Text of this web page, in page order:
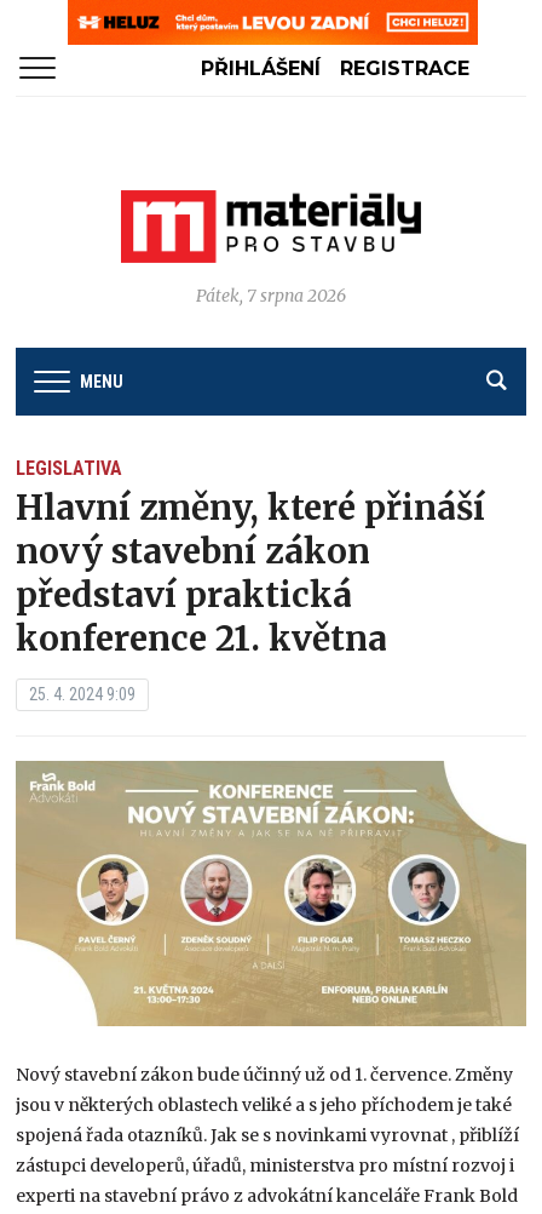
PŘIHLÁŠENÍ REGISTRACE
Pátek, 7 srpna 2026
MENU
LEGISLATIVA
Hlavní změny, které přináší
nový stavební zákon
představí praktická
konference 21. května
25. 4. 2024 9:09
Nový stavební zákon bude účinný už od 1. července. Změny
jsou v některých oblastech veliké a s jeho příchodem je také
spojená řada otazníků. Jak se s novinkami vyrovnat , přiblíží
zástupci developerů, úřadů, ministerstva pro místní rozvoj i
experti na stavební právo z advokátní kanceláře Frank Bold